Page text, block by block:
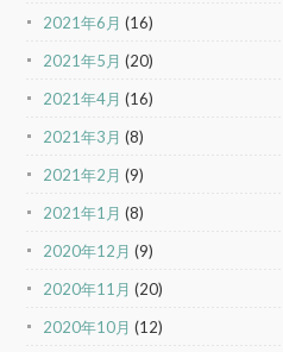
2021年6月 (16)
2021年5月 (20)
2021年4月 (16)
2021年3月 (8)
2021年2月 (9)
2021年1月 (8)
2020年12月 (9)
2020年11月 (20)
2020年10月 (12)